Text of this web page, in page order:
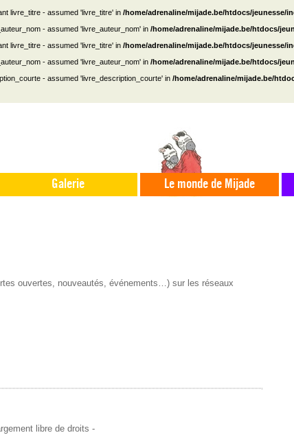
livre_titre - assumed 'livre_titre' in /home/adrenaline/mijade.be/htdocs/jeunesse/
- assumed 'livre_auteur_nom' in /home/adrenaline/mijade.be/htdocs/
livre_titre - assumed 'livre_titre' in /home/adrenaline/mijade.be/htdocs/jeunesse/
- assumed 'livre_auteur_nom' in /home/adrenaline/mijade.be/htdocs/
- assumed 'livre_description_courte' in /home/adrenaline/mijade.be/
Galerie Le monde de Mijade
ouvertes, nouveautés, événements…) sur les réseaux
libre de droits -